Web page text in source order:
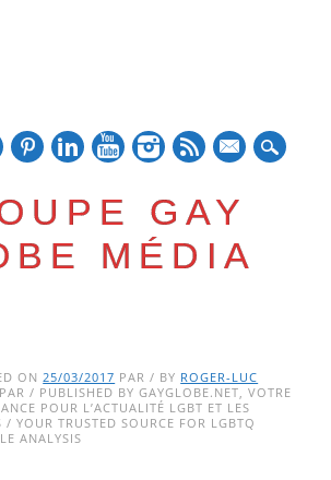
GAY
MÉDIA
ON25/03/2017 PAR / BY ROGER-LUC
/ PUBLISHED BY GAYGLOBE.NET, VOTRE
POUR L’ACTUALITÉ LGBT ET LES
/ YOUR TRUSTED SOURCE FOR LGBTQ
ANALYSIS